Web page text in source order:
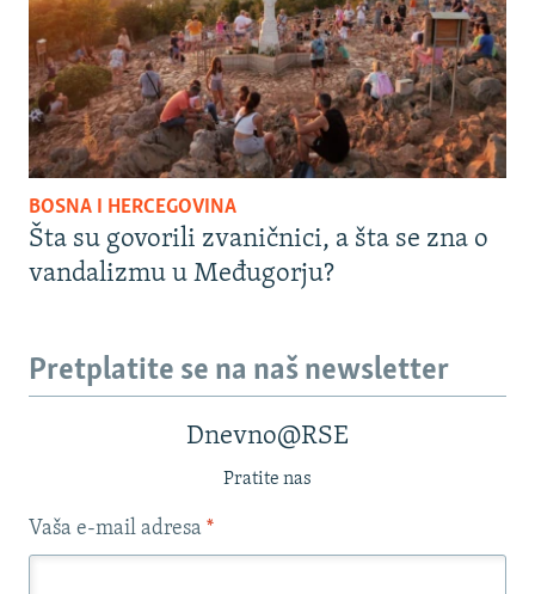
BOSNA I HERCEGOVINA
Šta su govorili zvaničnici, a šta se zna o
vandalizmu u Međugorju?
Pretplatite se na naš newsletter
Dnevno@RSE
Pratite nas
Vaša e-mail adresa *